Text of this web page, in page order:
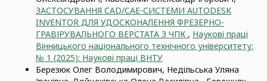
ЗАСТОСУВАННЯ CAD/CAE-СИСТЕМИ AUTODESK
INVENTOR ДЛЯ УДОСКОНАЛЕННЯ ФРЕЗЕРНО-
ГРАВІРУВАЛЬНОГО ВЕРСТАТА З ЧПК , Наукові праці
Вінницького національного технічного університету:
№ 1 (2025): Наукові праці ВНТУ
Березюк Олег Володимирович, Недільська Уляна